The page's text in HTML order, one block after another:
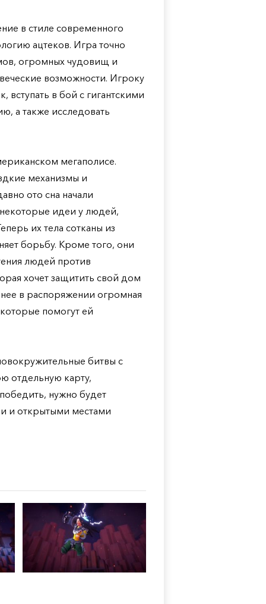
в стиле современного
ацтеков. Игра точно
огромных чудовищ и
возможности. Игроку
в бой с гигантскими
а также исследовать
мегаполисе.
механизмы и
ото сна начали
идеи у людей,
их тела сотканы из
борьбу. Кроме того, они
людей против
хочет защитить свой дом
в распоряжении огромная
помогут ей
битвы с
отдельную карту,
нужно будет
и открытыми местами